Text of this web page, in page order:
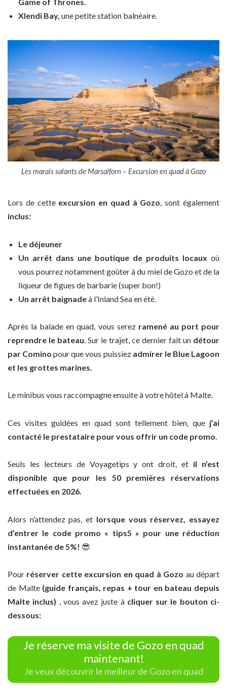
Xlendi Bay, une petite station balnéaire.
Les marais salants de Marsalforn – Excursion en quad à Gozo
Lors de cetteexcursion en quad à Gozo, sont également
inclus:
Le déjeuner
Un arrêt dans une boutique de produits locaux où
vous pourrez notamment goûter à du miel de Gozo et de la
liqueur de figues de barbarie (super bon!)
Un arrêt baignadeà l’Inland Sea en été.
Après la balade en quad, vous serez ramené au port pour
reprendre le bateau. Sur le trajet, ce dernier fait un détour
par Comino pour que vous puissiez admirer le Blue Lagoon
et les grottes marines.
Le minibus vous raccompagne ensuite à votre hôtel à Malte.
Ces visites guidées en quad sont tellement bien, que j’ai
contacté le prestataire pour vous offrir un code promo.
Seuls les lecteurs de Voyagetips y ont droit, et il n’est
disponible que pour les 50 premières réservations
effectuées en 2026.
Alors n’attendez pas, et lorsque vous réservez, essayez
d’entrer le code promo « tips5 » pour une réduction
instantanée de 5%! 😎
Pour réserver cette excursion en quad à Gozo au départ
de Malte (guide français, repas + tour en bateau depuis
Malte inclus) , vous avez juste à cliquer sur le bouton ci-
dessous:
Je réserve ma visite de Gozo en quad
maintenant!
Je veux découvrir le meilleur de Gozo en quad